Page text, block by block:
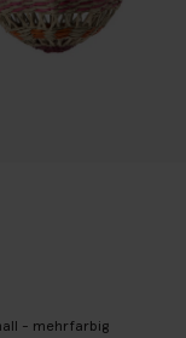
- mehrfarbig